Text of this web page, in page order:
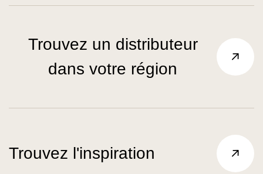
Trouvez un distributeur
dans votre région
Trouvez l'inspiration